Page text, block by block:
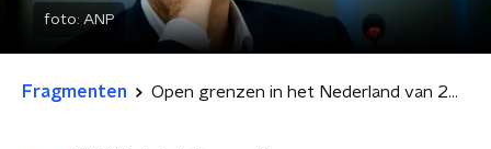
foto: ANP
Fragmenten Open grenzen in het Nederland van 2060